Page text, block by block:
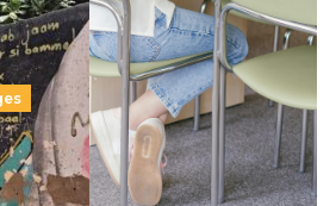
victimes de la guerre, des
des déplacements de